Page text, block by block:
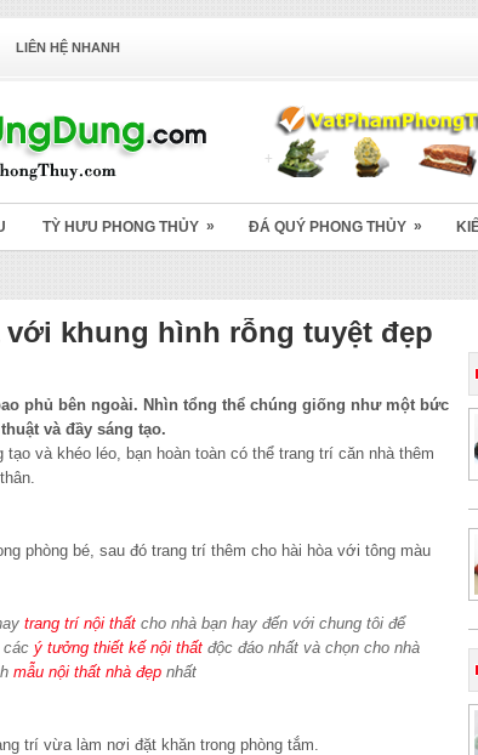
LIÊN HỆ NHANH
TỲ HƯU PHONG THỦY » ĐÁ QUÝ PHONG THỦY »
khung hình rỗng tuyệt đẹp
phủ bên ngoài. Nhìn tổng thể chúng giống như một bức
và đầy sáng tạo.
và khéo léo, bạn hoàn toàn có thể trang trí căn nhà thêm
phòng bé, sau đó trang trí thêm cho hài hòa với tông màu
trang trí nội thấtcho nhà bạn hay đến với chung tôi để
các ý tưởng thiết kế nội thất độc đáo nhất và chọn cho nhà
mẫu nội thất nhà đẹpnhất
trí vừa làm nơi đặt khăn trong phòng tắm.